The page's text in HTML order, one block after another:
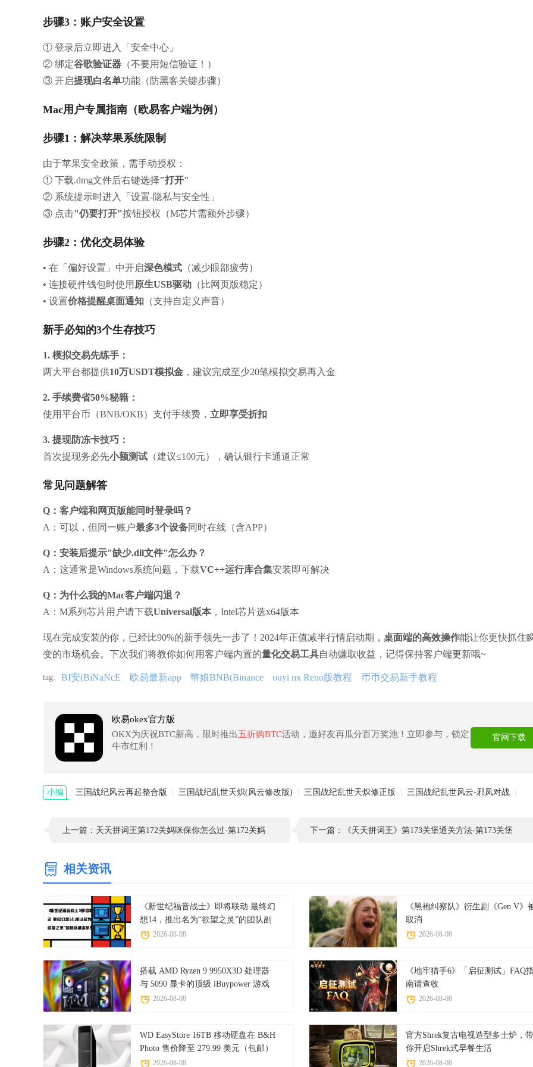
步骤3：账户安全设置
① 登录后立即进入「安全中心」
② 绑定谷歌验证器 （不要用短信验证！）
③ 开启提现白名单功能（防黑客关键步骤）
Mac用户专属指南（欧易客户端为例）
步骤1：解决苹果系统限制
由于苹果安全政策，需手动授权：
① 下载.dmg文件后右键选择"打开"
② 系统提示时进入「设置-隐私与安全性」
③ 点击"仍要打开"按钮授权（M芯片需额外步骤）
步骤2：优化交易体验
• 在「偏好设置」中开启深色模式 （减少眼部疲劳）
• 连接硬件钱包时使用 原生USB驱动 （比网页版稳定）
• 设置价格提醒桌面通知 （支持自定义声音）
新手必知的3个生存技巧
1. 模拟交易先练手：
两大平台都提供10万USDT模拟金 ，建议完成至少20笔模拟交易再入金
2. 手续费省50%秘籍：
使用平台币（BNB/OKB）支付手续费， 立即享受折扣
3. 提现防冻卡技巧：
首次提现务必先小额测试 （建议≤100元），确认银行卡通道正常
常见问题解答
Q：客户端和网页版能同时登录吗？
A：可以，但同一账户最多3个设备同时在线（含APP）
Q：安装后提示"缺少.dll文件"怎么办？
A：这通常是Windows系统问题，下载VC++运行库合集安装即可解决
Q：为什么我的Mac客户端闪退？
A：M系列芯片用户请下载Universal版本，Intel芯片选x64版本
现在完成安装的你，已经比90%的新手领先一步了！2024年正值减半行情启动期， 桌面端的高效操作能让你更快抓住
变的市场机会。下次我们将教你如何用客户端内置的量化交易工具自动赚取收益，记得保持客户端更新哦~
tag: BI安(BiNaNcE 欧易最新app 幣娘BNB(Binance ouyi nx Reno版教程 币币交易新手教程
欧易okex官方版
OKX为庆祝BTC新高，限时推出五折购BTC活动，邀好友再瓜分百万奖池！立即参与，锁定
牛市红利！
官网下载
小编 三国战纪风云再起整合版 三国战纪乱世天炽(风云修改版) 三国战纪乱世天炽修正版 三国战纪乱世风云-邪凤对战
上一篇：天天拼词王第172关妈咪保你怎么过-第172关妈
下一篇：《天天拼词王》第173关堡通关方法-第173关堡
相关资讯
《新世纪福音战士》即将联动 最终幻
想14，推出名为“欲望之灵”的团队副
本系列2026-08-08
《黑袍纠察队》衍生剧《Gen V》
取消
2026-08-08
搭载 AMD Ryzen 9 9950X3D 处理器
与 5090 显卡的顶级 iBuypower 游戏
主机价格跌破 5000 美元
2026-08-08
《地牢猎手6》「启征测试」FAQ
南请查收
2026-08-08
WD EasyStore 16TB 移动硬盘在 B&H
Photo 售价降至 279.99 美元（包邮）
2026-08-08
官方Shrek复古电视造型多士炉，带
你开启Shrek式早餐生活
2026-08-08